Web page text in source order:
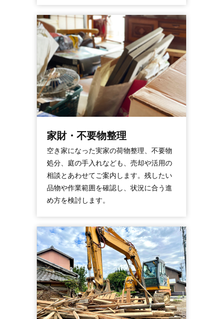
家財・不要物整理
空き家になった実家の荷物整理、不要物
処分、庭の手入れなども、売却や活用の
相談とあわせてご案内します。残したい
品物や作業範囲を確認し、状況に合う進
め方を検討します。